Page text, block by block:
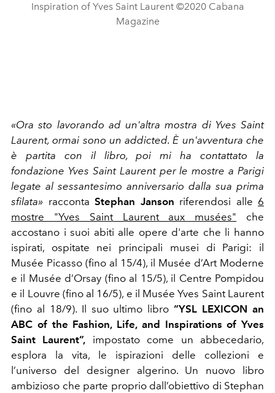
Inspiration of Yves Saint Laurent ©2020 Cabana
Magazine
«Ora sto lavorando ad un'altra mostra di Yves Saint
Laurent, ormai sono un addicted. È un'avventura che
è partita con il libro, poi mi ha contattato la
fondazione Yves Saint Laurent per le mostre a Parigi
legate al sessantesimo anniversario dalla sua prima
sfilata» racconta Stephan Janson riferendosi alle 6
mostre "Yves Saint Laurent aux musées" che
accostano i suoi abiti alle opere d'arte che li hanno
ispirati, ospitate nei principali musei di Parigi: il
Musée Picasso (fino al 15/4), il Musée d’Art Moderne
e il Musée d’Orsay (fino al 15/5), il Centre Pompidou
e il Louvre (fino al 16/5), e il Musée Yves Saint Laurent
(fino al 18/9). Il suo ultimo libro“YSL LEXICON an
ABC of the Fashion, Life, and Inspirations of Yves
Saint Laurent”, impostato come un abbecedario,
esplora la vita, le ispirazioni delle collezioni e
l’universo del designer algerino. Un nuovo libro
ambizioso che parte proprio dall’obiettivo di Stephan